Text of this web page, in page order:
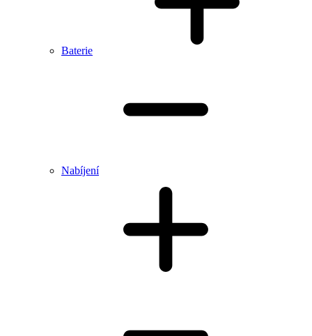
Baterie
Nabíjení